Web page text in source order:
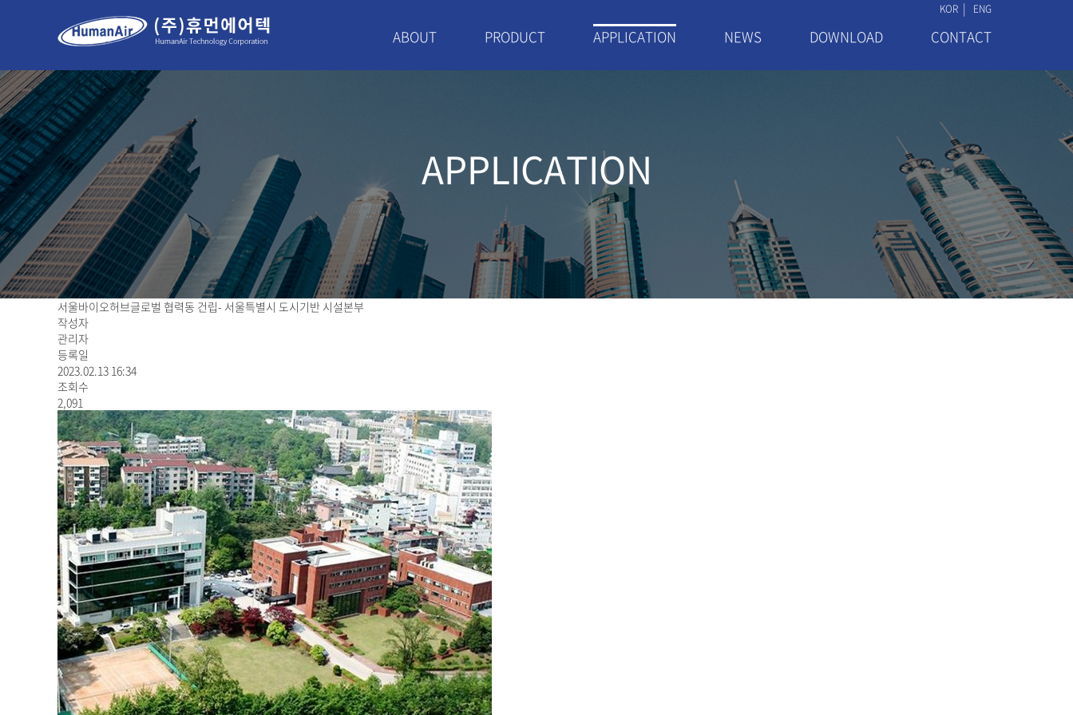
ABOUT PRODUCT APPLICATION NEWS DOWNLOAD CONTACT
KOR | ENG
APPLICATION
서울바이오허브글로벌 협력동 건립- 서울특별시 도시기반 시설본부
작성자
관리자
등록일
2023.02.13 16:34
조회수
2,091